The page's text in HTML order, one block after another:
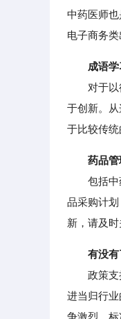
中药医师
电子商务
成语
对于以往
于创新。
于比较传统
药品
包括中药
品采购计
新，请及时
有没
政策支持
进当归行
争激烈、标